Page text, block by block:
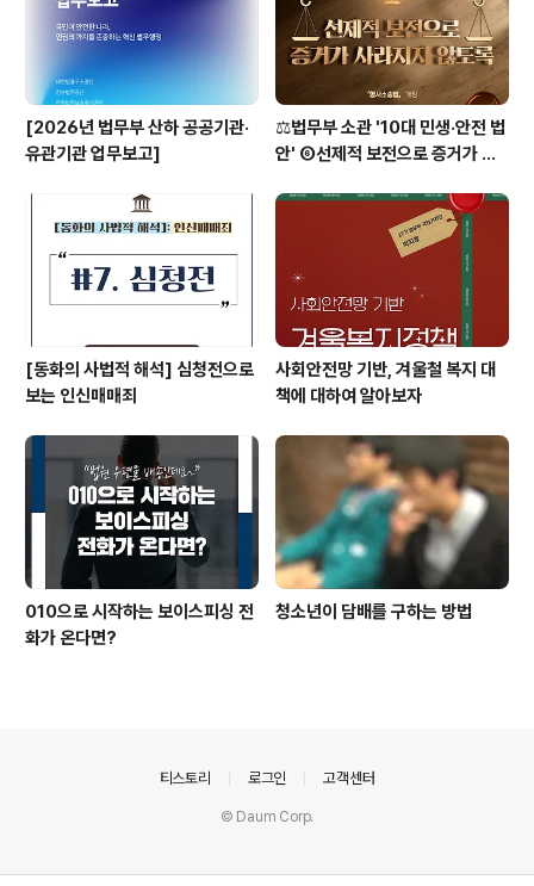
[2026년 법무부 산하 공공기관·
유관기관 업무보고]
⚖️법무부 소관 '10대 민생·안전 법
안' ⑥선제적 보전으로 증거가 사
[동화의 사법적 해석] 심청전으로
보는 인신매매죄
사회안전망 기반, 겨울철 복지 대
책에 대하여 알아보자
010으로 시작하는 보이스피싱 전
화가 온다면?
청소년이 담배를 구하는 방법
티스토리 로그인 고객센터
© Daum Corp.